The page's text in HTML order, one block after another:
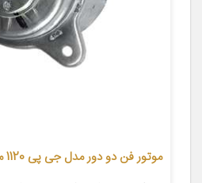
موتور فن دو دور مدل جی پی 1120 مناسب برای پژو 405